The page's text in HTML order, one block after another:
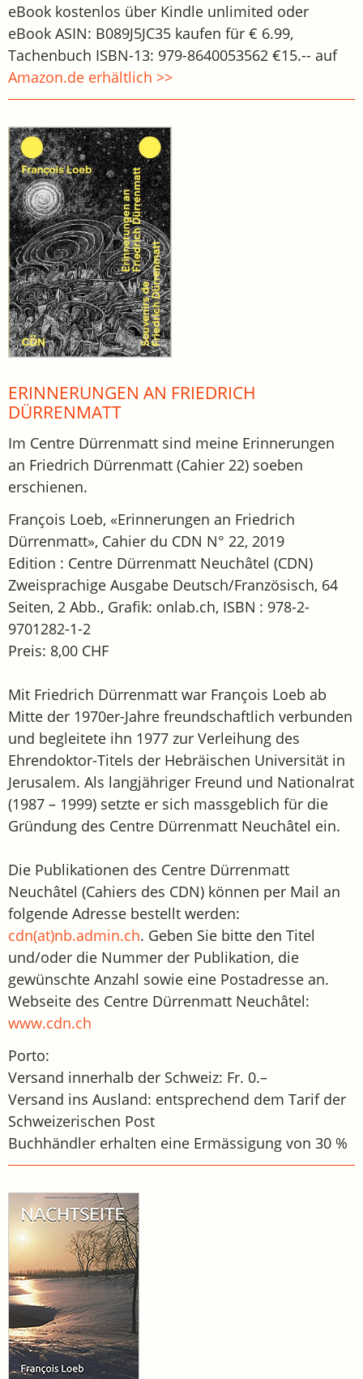
eBook kostenlos über Kindle unlimited oder
eBook ASIN: B089J5JC35 kaufen für € 6.99,
Tachenbuch ISBN-13: 979-8640053562 €15.-- auf
Amazon.de erhältlich >>
ERINNERUNGEN AN FRIEDRICH
DÜRRENMATT
Im Centre Dürrenmatt sind meine Erinnerungen
an Friedrich Dürrenmatt (Cahier 22) soeben
erschienen.
François Loeb, «Erinnerungen an Friedrich
Dürrenmatt», Cahier du CDN N° 22, 2019
Edition : Centre Dürrenmatt Neuchâtel (CDN)
Zweisprachige Ausgabe Deutsch/Französisch, 64
Seiten, 2 Abb., Grafik: onlab.ch, ISBN : 978-2-
9701282-1-2
Preis: 8,00 CHF
Mit Friedrich Dürrenmatt war François Loeb ab
Mitte der 1970er-Jahre freundschaftlich verbunden
und begleitete ihn 1977 zur Verleihung des
Ehrendoktor-Titels der Hebräischen Universität in
Jerusalem. Als langjähriger Freund und Nationalrat
(1987 – 1999) setzte er sich massgeblich für die
Gründung des Centre Dürrenmatt Neuchâtel ein.
Die Publikationen des Centre Dürrenmatt
Neuchâtel (Cahiers des CDN) können per Mail an
folgende Adresse bestellt werden:
cdn(at)nb.admin.ch. Geben Sie bitte den Titel
und/oder die Nummer der Publikation, die
gewünschte Anzahl sowie eine Postadresse an.
Webseite des Centre Dürrenmatt Neuchâtel:
www.cdn.ch
Porto:
Versand innerhalb der Schweiz: Fr. 0.–
Versand ins Ausland: entsprechend dem Tarif der
Schweizerischen Post
Buchhändler erhalten eine Ermässigung von 30 %